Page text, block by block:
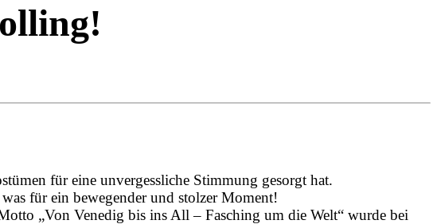
für eine unvergessliche Stimmung gesorgt hat.
für ein bewegender und stolzer Moment!
„Von Venedig bis ins All – Fasching um die Welt“ wurde bei